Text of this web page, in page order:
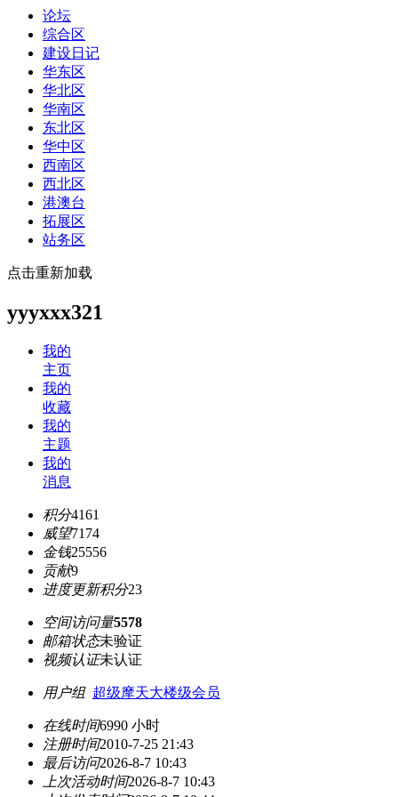
论坛
综合区
建设日记
华东区
华北区
华南区
东北区
华中区
西南区
西北区
港澳台
拓展区
站务区
点击重新加载
yyyxxx321
我的
主页
我的
收藏
我的
主题
我的
消息
积分4161
威望7174
金钱25556
贡献9
进度更新积分23
空间访问量5578
邮箱状态未验证
视频认证未认证
用户组 超级摩天大楼级会员
在线时间6990 小时
注册时间2010-7-25 21:43
最后访问2026-8-7 10:43
上次活动时间2026-8-7 10:43